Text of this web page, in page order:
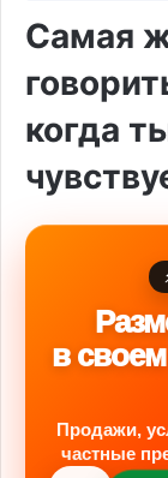
Самая
когда
в
Продажи,
частные